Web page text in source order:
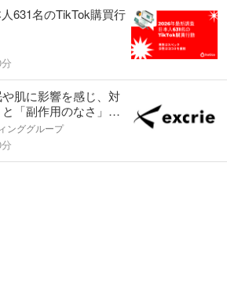
631名のTikTok購買行
肌に影響を感じ、対
「副作用のなさ」を
調べ）
ンググループ